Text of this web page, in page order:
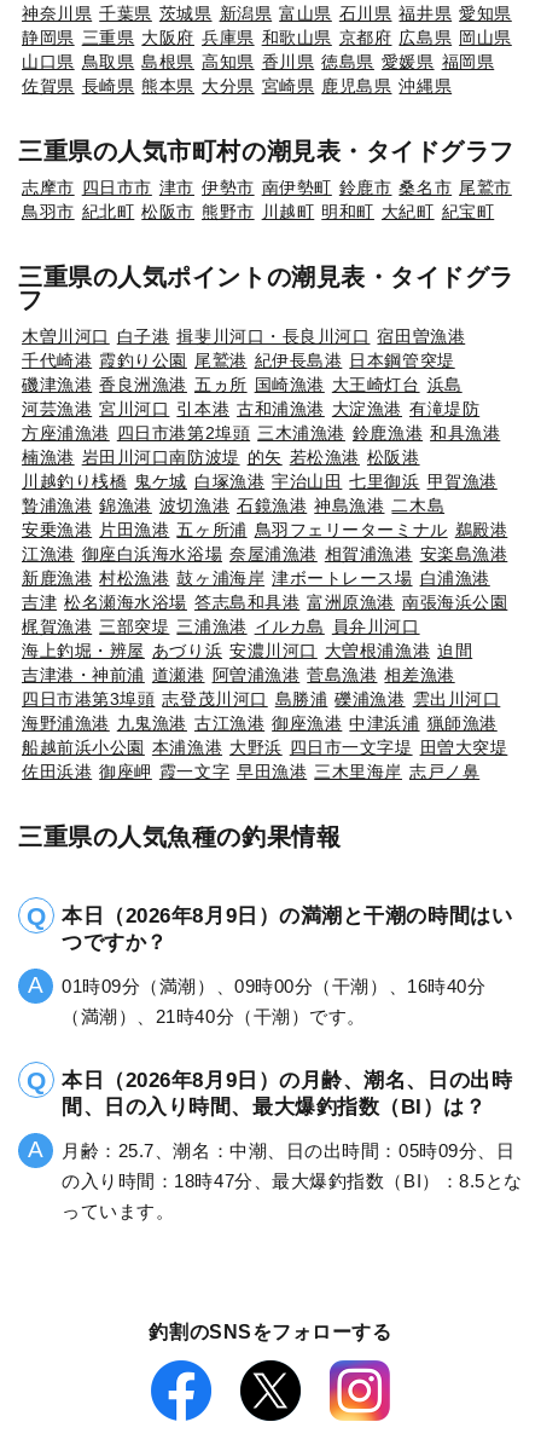
神奈川県 千葉県 茨城県 新潟県 富山県 石川県 福井県 愛知県
静岡県 三重県 大阪府 兵庫県 和歌山県 京都府 広島県 岡山県
山口県 鳥取県 島根県 高知県 香川県 徳島県 愛媛県 福岡県
佐賀県 長崎県 熊本県 大分県 宮崎県 鹿児島県 沖縄県
三重県の人気市町村の潮見表・タイドグラフ
志摩市 四日市市 津市 伊勢市 南伊勢町 鈴鹿市 桑名市 尾鷲市
鳥羽市 紀北町 松阪市 熊野市 川越町 明和町 大紀町 紀宝町
三重県の人気ポイントの潮見表・タイドグラ
フ
木曽川河口 白子港 揖斐川河口・長良川河口 宿田曽漁港
千代崎港 霞釣り公園 尾鷲港 紀伊長島港 日本鋼管突堤
磯津漁港 香良洲漁港 五ヵ所 国崎漁港 大王崎灯台 浜島
河芸漁港 宮川河口 引本港 古和浦漁港 大淀漁港 有滝堤防
方座浦漁港 四日市港第2埠頭 三木浦漁港 鈴鹿漁港 和具漁港
楠漁港 岩田川河口南防波堤 的矢 若松漁港 松阪港
川越釣り桟橋 鬼ケ城 白塚漁港 宇治山田 七里御浜 甲賀漁港
贄浦漁港 錦漁港 波切漁港 石鏡漁港 神島漁港 二木島
安乗漁港 片田漁港 五ヶ所浦 鳥羽フェリーターミナル 鵜殿港
江漁港 御座白浜海水浴場 奈屋浦漁港 相賀浦漁港 安楽島漁港
新鹿漁港 村松漁港 鼓ヶ浦海岸 津ボートレース場 白浦漁港
吉津 松名瀬海水浴場 答志島和具港 富洲原漁港 南張海浜公園
梶賀漁港 三部突堤 三浦漁港 イルカ島
員弁川河口
海上釣堀・辨屋 あづり浜 安濃川河口 大曽根浦漁港 迫間
吉津港・神前浦 道瀬港 阿曽浦漁港 菅島漁港 相差漁港
四日市港第3埠頭 志登茂川河口 島勝浦 礫浦漁港 雲出川河口
海野浦漁港 九鬼漁港 古江漁港 御座漁港 中津浜浦 猟師漁港
船越前浜小公園 本浦漁港 大野浜 四日市一文字堤 田曽大突堤
佐田浜港 御座岬 霞一文字 早田漁港 三木里海岸 志戸ノ鼻
三重県の人気魚種の釣果情報
本日（2026年8月9日）の満潮と干潮の時間はい
つですか？
01時09分（満潮）、09時00分（干潮）、16時40分
（満潮）、21時40分（干潮）です。
本日（2026年8月9日）の月齢、潮名、日の出時
間、日の入り時間、最大爆釣指数（BI）は？
月齢：25.7、潮名：中潮、日の出時間：05時09分、日
の入り時間：18時47分、最大爆釣指数（BI）：8.5とな
っています。
釣割のSNSをフォローする